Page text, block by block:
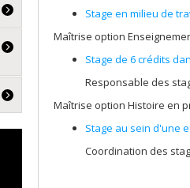
Stage en milieu de
Maîtrise option
Stage de 6 crédits
Responsable des
Maîtrise option Histoire en
Stage au sein d'une
Coordination des